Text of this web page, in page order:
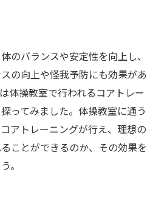
のバランスや安定性を向上し、
の向上や怪我予防にも効果があ
体操教室で行われるコアトレー
ってみました。体操教室に通う
アトレーニングが行え、理想の
ことができるのか、その効果を
。